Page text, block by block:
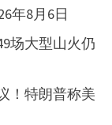
年8月6日
场大型山火仍
！特朗普称美